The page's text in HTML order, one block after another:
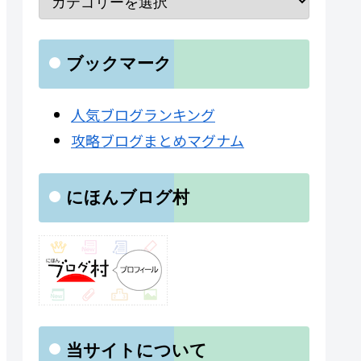
ブックマーク
人気ブログランキング
攻略ブログまとめマグナム
にほんブログ村
当サイトについて